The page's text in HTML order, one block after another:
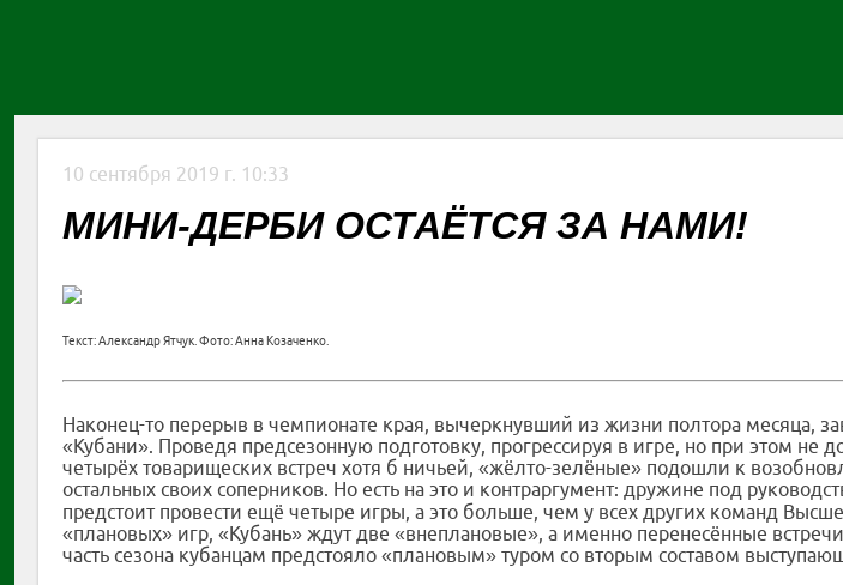
10 сентября 2019 г. 10:33
МИНИ-ДЕРБИ ОСТАЁТСЯ ЗА НАМИ!
Текст: Александр Ятчук. Фото: Анна Козаченко.
Наконец-то перерыв в чемпионате края, вычеркнувший из жизни полтора месяца,
«Кубани». Проведя предсезонную подготовку, прогрессируя в игре, но при этом не
четырёх товарищеских встреч хотя б ничьей, «жёлто-зелёные» подошли к
остальных своих соперников. Но есть на это и контраргумент: дружине под
предстоит провести ещё четыре игры, а это больше, чем у всех других команд
«плановых» игр, «Кубань» ждут две «внеплановые», а именно перенесённые
часть сезона кубанцам предстояло «плановым» туром со вторым составом